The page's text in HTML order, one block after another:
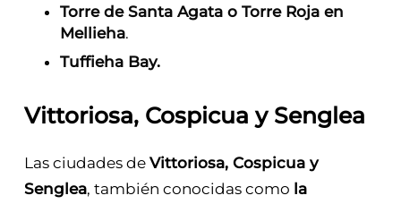
Torre de Santa Agata o Torre Roja en
Mellieha.
Tuffieha Bay.
Vittoriosa, Cospicua y Senglea
Las ciudades de Vittoriosa, Cospicua y
Senglea, también conocidas como la